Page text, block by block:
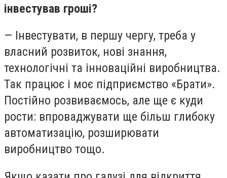
інвестував гроші?
— Інвестувати, в першу чергу, треба у
власний розвиток, нові знання,
технологічні та інноваційні виробництва.
Так працює і моє підприємство «Брати».
Постійно розвиваємось, але ще є куди
рости: впроваджувати ще більш глибоку
автоматизацію, розширювати
виробництво тощо.